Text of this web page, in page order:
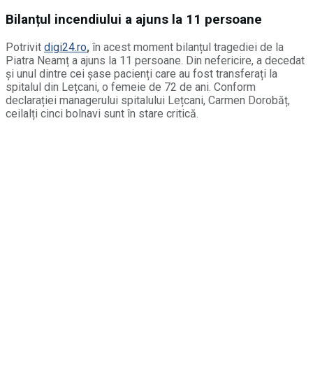
Bilanțul incendiului a ajuns la 11 persoane
Potrivit digi24.ro, în acest moment bilanțul tragediei de la
Piatra Neamț a ajuns la 11 persoane. Din nefericire, a decedat
și unul dintre cei șase pacienți care au fost transferați la
spitalul din Lețcani, o femeie de 72 de ani. Conform
declarației managerului spitalului Lețcani, Carmen Dorobăț,
ceilalți cinci bolnavi sunt în stare critică.